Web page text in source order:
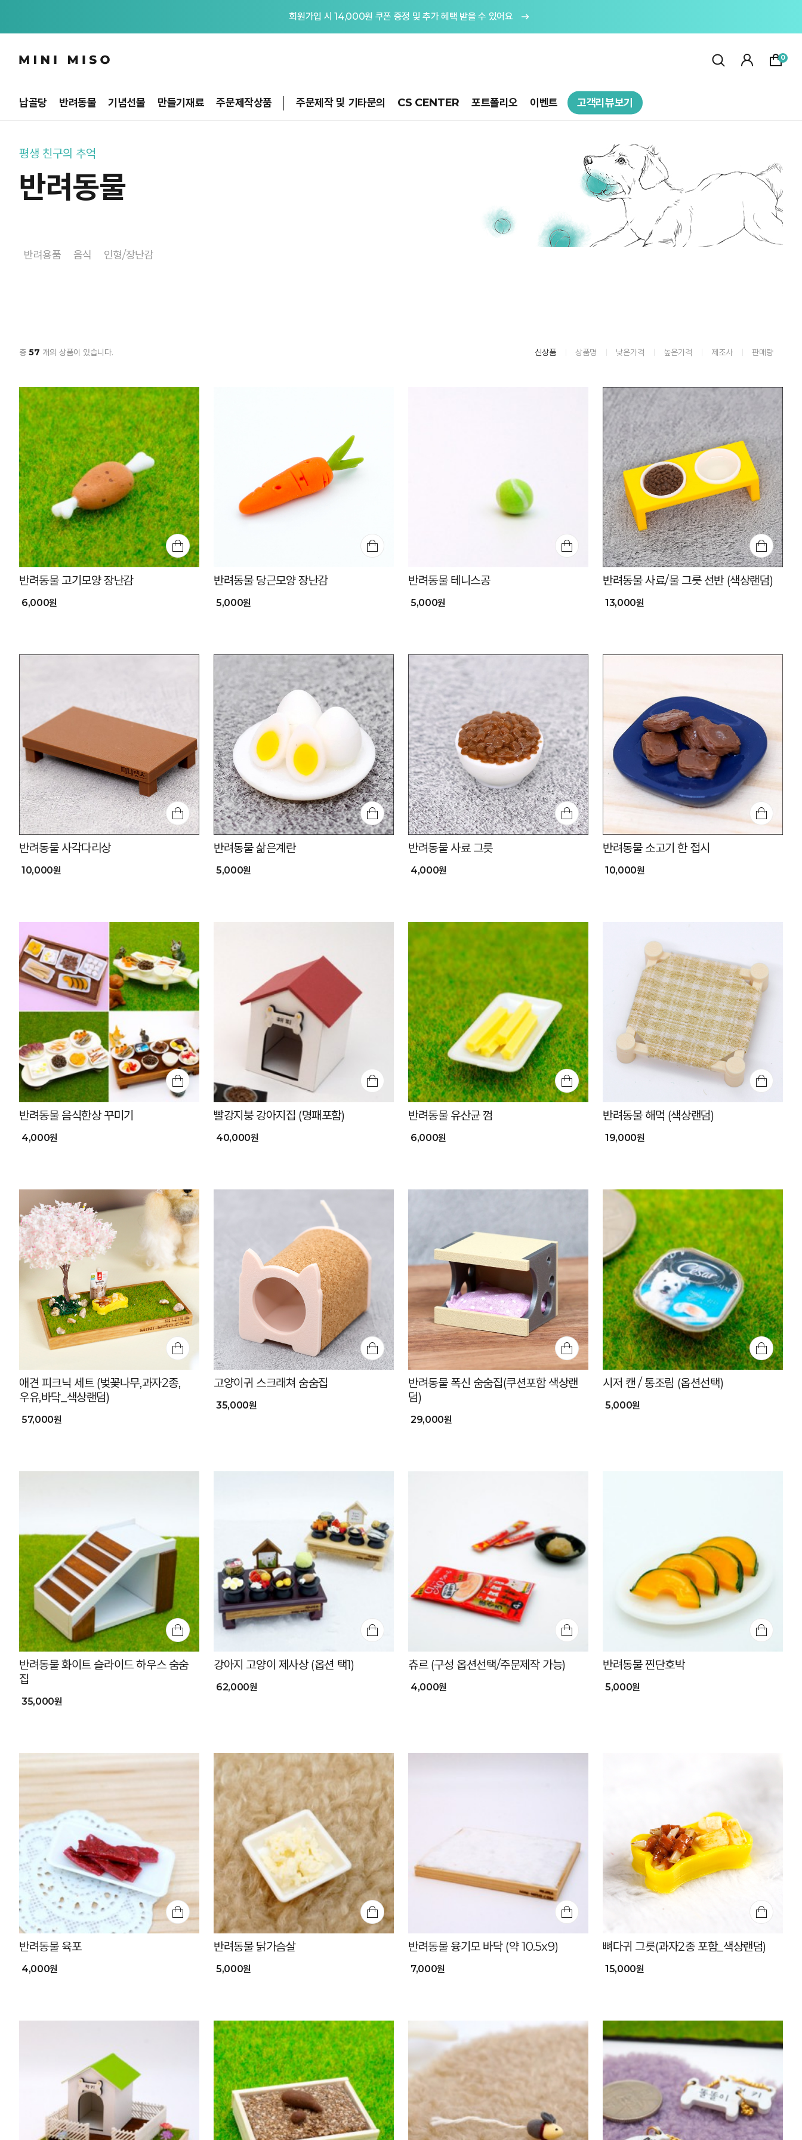
회원가입 시 14,000원 쿠폰 증정 및 추가 혜택 받을 수 있어요
0
납골당 반려동물 기념선물 만들기재료 주문제작상품 주문제작 및 기타문의 CS CENTER 포트폴리오 이벤트 고객리뷰보기
평생 친구의 추억
반려동물
반려용품 음식 인형/장난감
총 57 개의 상품이 있습니다. 신상품 상품명 낮은가격 높은가격 제조사 판매량
반려동물 고기모양 장난감
6,000원
반려동물 당근모양 장난감
5,000원
반려동물 테니스공
5,000원
반려동물 사료/물 그릇 선반 (색상랜덤)
13,000원
반려동물 사각다리상
10,000원
반려동물 삶은계란
5,000원
반려동물 사료 그릇
4,000원
반려동물 소고기 한 접시
10,000원
반려동물 음식한상 꾸미기
4,000원
빨강지붕 강아지집 (명패포함)
40,000원
반려동물 유산균 껌
6,000원
반려동물 해먹 (색상랜덤)
19,000원
애견 피크닉 세트 (벚꽃나무,과자2종,
우유,바닥_색상랜덤)
57,000원
고양이귀 스크래쳐 숨숨집
35,000원
반려동물 폭신 숨숨집(쿠션포함 색상랜
덤)
29,000원
시저 캔 / 통조림 (옵션선택)
5,000원
반려동물 화이트 슬라이드 하우스 숨숨
집
35,000원
강아지 고양이 제사상 (옵션 택1)
62,000원
츄르 (구성 옵션선택/주문제작 가능)
4,000원
반려동물 찐단호박
5,000원
반려동물 육포
4,000원
반려동물 닭가슴살
5,000원
반려동물 융기모 바닥 (약 10.5x9)
7,000원
뼈다귀 그릇(과자2종 포함_색상랜덤)
15,000원